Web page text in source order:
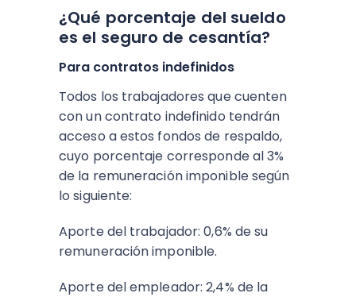
¿Qué porcentaje del sueldo
es el seguro de cesantía?
Para contratos indefinidos
Todos los trabajadores que cuenten
con un contrato indefinido tendrán
acceso a estos fondos de respaldo,
cuyo porcentaje corresponde al 3%
de la remuneración imponible según
lo siguiente:
Aporte del trabajador: 0,6% de su
remuneración imponible.
Aporte del empleador: 2,4% de la